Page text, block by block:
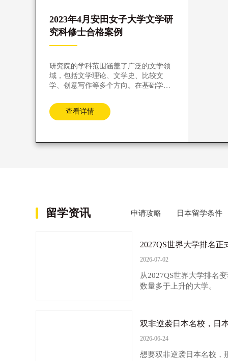
2023年4月安田女子大学文学研
究科修士合格案例
研究院的学科范围涵盖了广泛的文学领
域，包括文学理论、文学史、比较文
学、创意写作等多个方向。在基础学科
和方法，包括文学批评、文学史研究、
比较文学研究等。学生将通过深入学习
相结合，为学生提供实际的研究和创作
查看详情
留学资讯 日本留学条件
申请攻略
2026-07-02
从2027QS世界大学排名
数量多于上升的大学。
双非逆袭日本名校，日
2026-06-24
想要双非逆袭日本名校，